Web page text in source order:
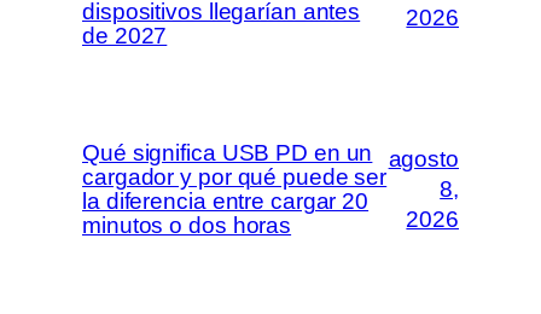
dispositivos llegarían antes
de 2027
2026
Qué significa USB PD en un
cargador y por qué puede ser
la diferencia entre cargar 20
minutos o dos horas
agosto
8,
2026